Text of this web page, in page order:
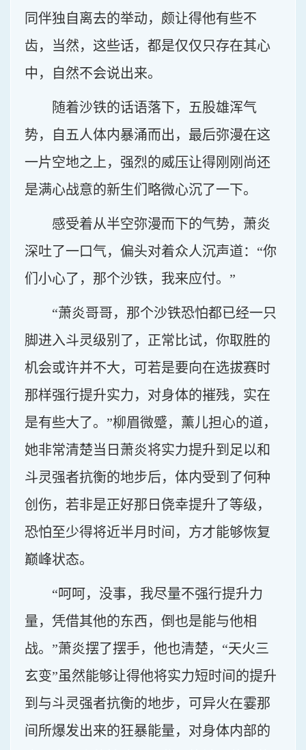
同伴独自离去的举动，颇让得他有些不
齿，当然，这些话，都是仅仅只存在其心
中，自然不会说出来。
随着沙铁的话语落下，五股雄浑气
势，自五人体内暴涌而出，最后弥漫在这
一片空地之上，强烈的威压让得刚刚尚还
是满心战意的新生们略微心沉了一下。
感受着从半空弥漫而下的气势，萧炎
深吐了一口气，偏头对着众人沉声道：“你
们小心了，那个沙铁，我来应付。”
“萧炎哥哥，那个沙铁恐怕都已经一只
脚进入斗灵级别了，正常比试，你取胜的
机会或许并不大，可若是要向在选拔赛时
那样强行提升实力，对身体的摧残，实在
是有些大了。”柳眉微蹙，薰儿担心的道，
她非常清楚当日萧炎将实力提升到足以和
斗灵强者抗衡的地步后，体内受到了何种
创伤，若非是正好那日侥幸提升了等级，
恐怕至少得将近半月时间，方才能够恢复
巅峰状态。
“呵呵，没事，我尽量不强行提升力
量，凭借其他的东西，倒也是能与他相
战。”萧炎摆了摆手，他也清楚，“天火三
玄变”虽然能够让得他将实力短时间的提升
到与斗灵强者抗衡的地步，可异火在霎那
间所爆发出来的狂暴能量，对身体内部的